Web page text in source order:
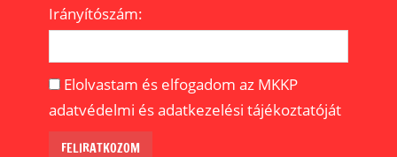
Irányítószám:
Elolvastam és elfogadom az MKKP
adatvédelmi és adatkezelési tájékoztatóját